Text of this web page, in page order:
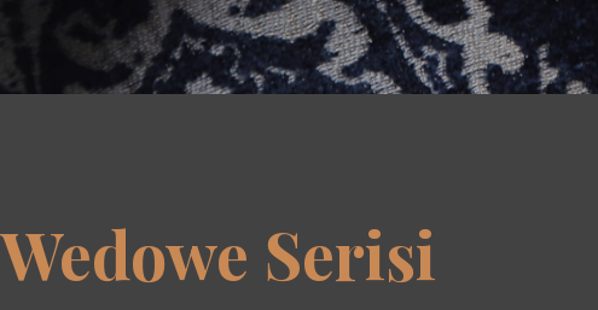
Wedowe Serisi